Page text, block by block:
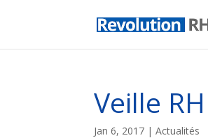
Veille
Jan 6, 2017 |Actualités